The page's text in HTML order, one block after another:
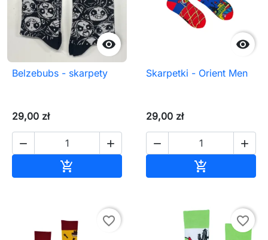

Belzebubs - skarpety
29,00 zł
 


Skarpetki - Orient Men
29,00 zł
 

favorite_border favorite_border